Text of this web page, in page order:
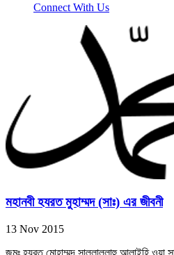
Connect With Us
মহানবী হযরত মুহাম্মদ (সাঃ) এর জীবনী
13 Nov 2015